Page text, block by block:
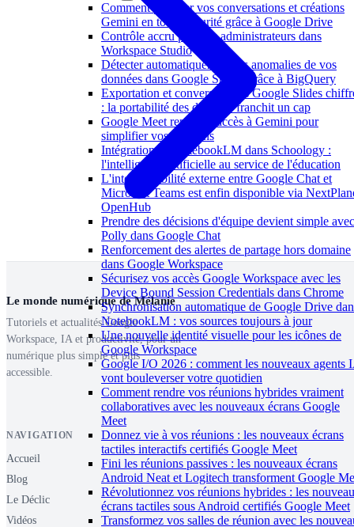
Comment partager vos conversations et créations
Gemini en toute sécurité grâce à Google Drive
Contrôle accru pour les administrateurs dans
Workspace Studio
Détecter automatiquement les anomalies de vos
données dans Google Sheets grâce à BigQuery
Exportation et conversion des Google Slides
: la portabilité des données franchit un cap
Google Meet repense l'accès à Gemini pour
simplifier vos réunions
Intégration de NotebookLM dans Schoology :
l'intelligence artificielle au service de l'éducation
L'interopérabilité externe entre Google Chat et
Microsoft Teams est enfin disponible via
OpenHub
Prendre des décisions d'équipe devient simple avec
Polly dans Google Chat
Renforcement des alertes de partage hors domaine
dans Google Workspace
Sécurisez vos accès Google Workspace avec les
Device Bound Session Credentials dans Chrome
Synchronisation automatique de Google Drive
NotebookLM : vos sources toujours à jour
Une nouvelle identité visuelle pour les icônes de
Google Workspace
Google I/O 2026 : comment les nouveaux agents
vont bouleverser votre quotidien
Comment rendre vos réunions hybrides vraiment
collaboratives avec les nouveaux écrans Google
Meet
Donnez vie à vos réunions : les nouveaux écrans
tactiles interactifs certifiés Google Meet
Fini les réunions passives : les nouveaux écrans
Android Neat et Logitech transforment Google
Révolutionnez vos réunions hybrides : les
écrans tactiles sous Android certifiés Google Meet
Transformez vos salles de réunion avec les
Le monde numérique de Mélanie
Tutoriels et actualités Google
Workspace, IA et productivité, pour un
numérique plus simple et plus
accessible.
NAVIGATION
Accueil
Blog
Le Déclic
Vidéos